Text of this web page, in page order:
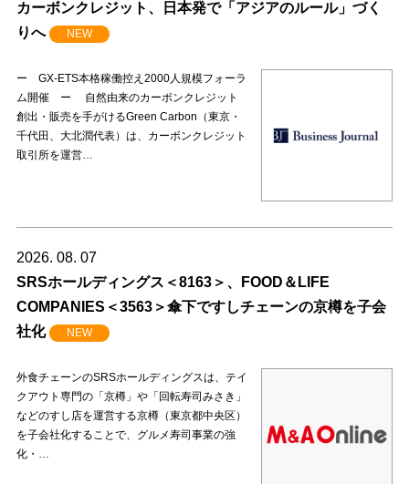
カーボンクレジット、日本発で「アジアのルール」づく
りへ
NEW
ー GX-ETS本格稼働控え2000人規模フォーラ
ム開催 ー 自然由来のカーボンクレジット
創出・販売を手がけるGreen Carbon（東京・
千代田、大北潤代表）は、カーボンクレジット
取引所を運営…
2026. 08. 07
SRSホールディングス＜8163＞、FOOD＆LIFE
COMPANIES＜3563＞傘下ですしチェーンの京樽を子会
社化
NEW
外食チェーンのSRSホールディングスは、テイ
クアウト専門の「京樽」や「回転寿司みさき」
などのすし店を運営する京樽（東京都中央区）
を子会社化することで、グルメ寿司事業の強
化・…